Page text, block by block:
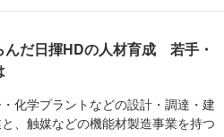
だ日揮HDの人材育成 若手・
化学プラントなどの設計・調達・建
、触媒などの機能材製造事業を持つ